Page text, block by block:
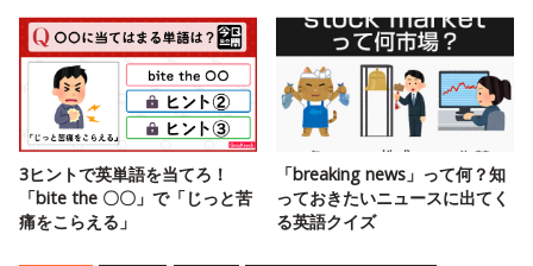
3ヒントで英単語を当てろ！
「bite the 〇〇」で「じっと苦
痛をこらえる」
「breaking news」って何？知
っておきたいニュースに出てく
る英語クイズ